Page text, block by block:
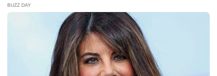
Black Diamond Therapeutics Grapefruit USA
Double Bond Pharmaceutical International AB Registered b
Care Health
Kontakt-Impressum -Werbung-Barrierefreiheit
Datenschutz-Disclaimer-AGB-Privatsphäre-Einstellungen
BUZZ DAY